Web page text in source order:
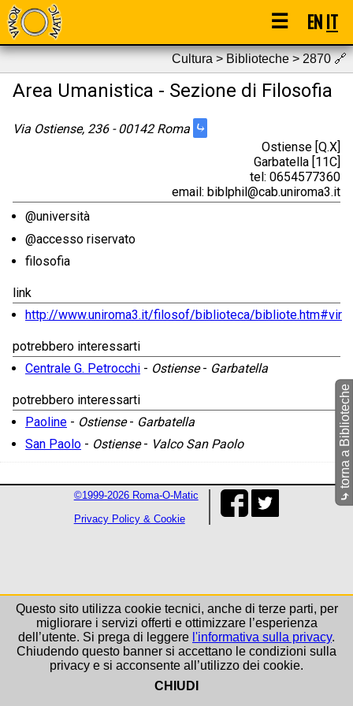
☰ ENIT
Cultura > Biblioteche > 2870🔗
Area Umanistica - Sezione di Filosofia
Via Ostiense, 236 - 00142 Roma ⤷
Ostiense [Q.X]
Garbatella [11C]
tel: 0654577360
email: biblphil@cab.uniroma3.it
@università
@accesso riservato
filosofia
link
http://www.uniroma3.it/filosof/biblioteca/bibliote.htm#vir
potrebbero interessarti
Centrale G. Petrocchi - Ostiense- Garbatella
potrebbero interessarti
Paoline - Ostiense- Garbatella
San Paolo - Ostiense- Valco San Paolo
⤷
torna a Biblioteche
©1999-2026 Roma-O-Matic
Privacy Policy & Cookie
Questo sito utilizza cookie tecnici, anche di terze parti, per
migliorare i servizi offerti e ottimizzare l’esperienza
dell’utente. Si prega di leggere l'informativa sulla privacy.
Chiudendo questo banner si accettano le condizioni sulla
privacy e si acconsente all’utilizzo dei cookie.
CHIUDI